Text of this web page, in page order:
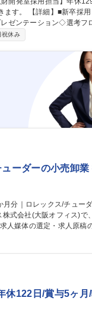
ゼンテーション◇選考フ
祝休み
ーダーの小売卸業
式会社(大阪オフィス)で
考・面接/採用イベントの
※採用管理システムは
休122日/賞与5ヶ月